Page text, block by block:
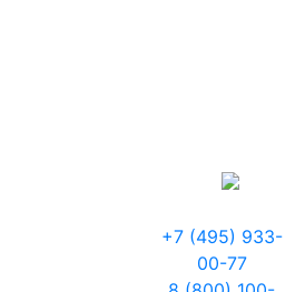
+7 (495) 933-
00-77